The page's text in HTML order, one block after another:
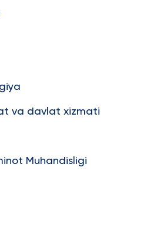
va davlat xizmati
Muhandisligi